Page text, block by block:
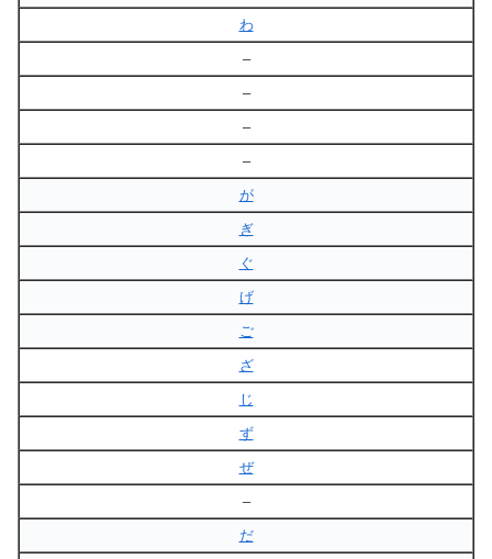
わ
–
–
–
–
が
ぎ
ぐ
げ
ご
ざ
じ
ず
ぜ
–
だ